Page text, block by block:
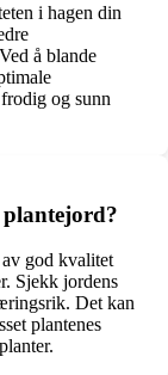
i hagen din
å blande
og sunn
god kvalitet
Sjekk jordens
Det kan
plantenes